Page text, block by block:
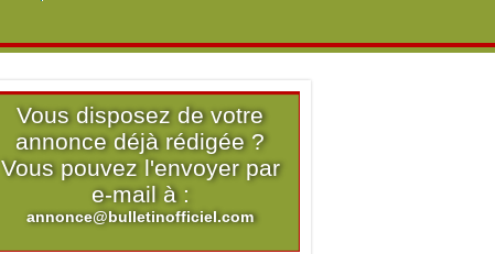
Vous disposez de votre
annonce déjà rédigée ?
Vous pouvez l'envoyer par
e-mail à :
annonce@bulletinofficiel.com